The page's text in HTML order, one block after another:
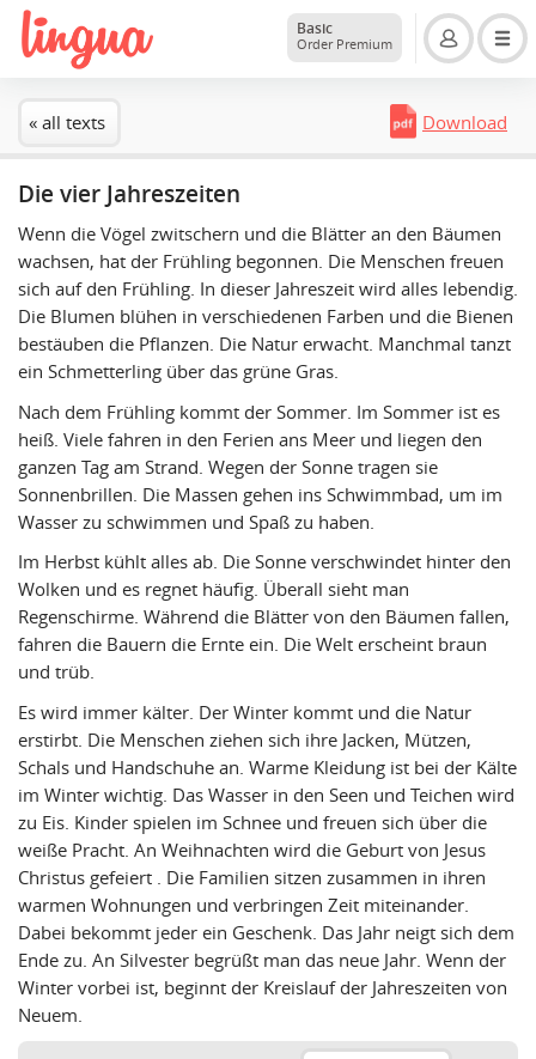
Basic
Order Premium
« all texts Download
Die vier Jahreszeiten
Wenn die Vögel zwitschern und die Blätter an den Bäumen
wachsen, hat der Frühling begonnen. Die Menschen freuen
sich auf den Frühling. In dieser Jahreszeit wird alles lebendig.
Die Blumen blühen in verschiedenen Farben und die Bienen
bestäuben die Pflanzen. Die Natur erwacht. Manchmal tanzt
ein Schmetterling über das grüne Gras.
Nach dem Frühling kommt der Sommer. Im Sommer ist es
heiß. Viele fahren in den Ferien ans Meer und liegen den
ganzen Tag am Strand. Wegen der Sonne tragen sie
Sonnenbrillen. Die Massen gehen ins Schwimmbad, um im
Wasser zu schwimmen und Spaß zu haben.
Im Herbst kühlt alles ab. Die Sonne verschwindet hinter den
Wolken und es regnet häufig. Überall sieht man
Regenschirme. Während die Blätter von den Bäumen fallen,
fahren die Bauern die Ernte ein. Die Welt erscheint braun
und trüb.
Es wird immer kälter. Der Winter kommt und die Natur
erstirbt. Die Menschen ziehen sich ihre Jacken, Mützen,
Schals und Handschuhe an. Warme Kleidung ist bei der Kälte
im Winter wichtig. Das Wasser in den Seen und Teichen wird
zu Eis. Kinder spielen im Schnee und freuen sich über die
weiße Pracht. An Weihnachten wird die Geburt von Jesus
Christus gefeiert . Die Familien sitzen zusammen in ihren
warmen Wohnungen und verbringen Zeit miteinander.
Dabei bekommt jeder ein Geschenk. Das Jahr neigt sich dem
Ende zu. An Silvester begrüßt man das neue Jahr. Wenn der
Winter vorbei ist, beginnt der Kreislauf der Jahreszeiten von
Neuem.